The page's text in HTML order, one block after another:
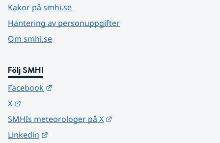
Kakor på smhi.se
Hantering av personuppgifter
Om smhi.se
Följ SMHI
Facebook
X
SMHIs meteorologer på X
Linkedin